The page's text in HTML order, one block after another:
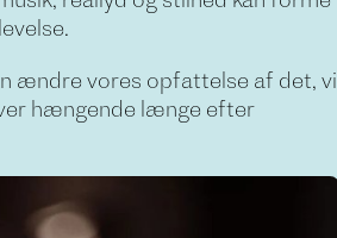
ændre vores opfattelse af det, vi
hængende længe efter